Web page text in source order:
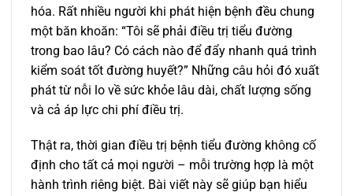
hóa. Rất nhiều người khi phát hiện bệnh đều chung
một băn khoăn: “Tôi sẽ phải điều trị tiểu đường
trong bao lâu? Có cách nào để đẩy nhanh quá trình
kiểm soát tốt đường huyết?” Những câu hỏi đó xuất
phát từ nỗi lo về sức khỏe lâu dài, chất lượng sống
và cả áp lực chi phí điều trị.
Thật ra, thời gian điều trị bệnh tiểu đường không cố
định cho tất cả mọi người – mỗi trường hợp là một
hành trình riêng biệt. Bài viết này sẽ giúp bạn hiểu